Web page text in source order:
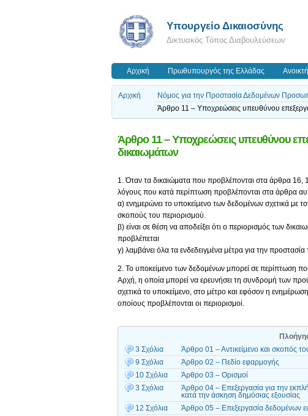
Υπουργείο Δικαιοσύνης
Δικτυακός Τόπος Διαβουλεύσεων
Αρχική Πρωθυπουργός της Ελλάδας
Αρχική
Νόμος για την Προστασία Δεδομένων
Άρθρο 11 – Υποχρεώσεις υπευθύνου
Άρθρο 11 – Υποχρεώσεις υπευθύνου
δικαιωμάτων
1. Όταν τα δικαιώματα που προβλέπονται στα άρθρα 16,
λόγους που κατά περίπτωση προβλέπονται στα άρθρα
α) ενημερώνει το υποκείμενο των δεδομένων σχετικά με
σκοπούς του περιορισμού.
β) είναι σε θέση να αποδείξει ότι ο περιορισμός των
προβλέπεται
γ) λαμβάνει όλα τα ενδεδειγμένα μέτρα για την
2. Το υποκείμενο των δεδομένων μπορεί σε περίπτωση
Αρχή, η οποία μπορεί να ερευνήσει τη συνδρομή των
σχετικά το υποκείμενο, στο μέτρο και εφόσον η
οποίους προβλέπονται οι περιορισμοί.
3 Σχόλια
Άρθρο 01 – Αντικείμενο και σκοπός
9 Σχόλια
Άρθρο 02 – Πεδίο εφαρμογής
10 Σχόλια
Άρθρο 03 – Ορισμοί
3 Σχόλια
Άρθρο 04 – Επεξεργασία για την
κατά την άσκηση δημόσιας εξουσίας
12 Σχόλια
Άρθρο 05 – Επεξεργασία δεδομένων